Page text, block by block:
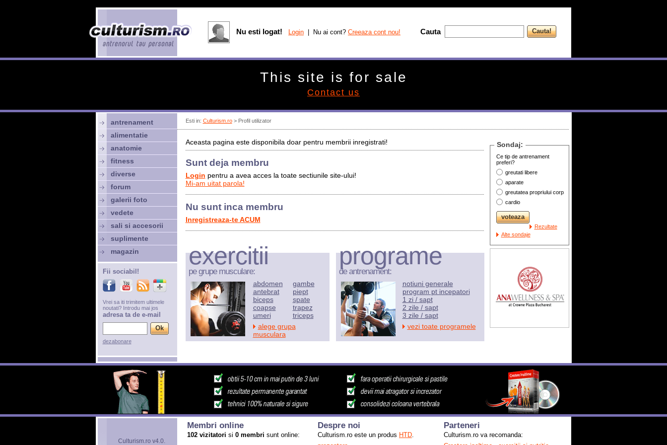
Esti in: Culturism.ro> Profil utilizator
Aceasta pagina este disponibila doar pentru membrii inregistrati!
Sunt deja membru
Login pentru a avea acces la toate sectiunile site-ului!
Mi-am uitat parola!
Nu sunt inca membru
Inregistreaza-te ACUM
Sondaj:
Ce tip de antrenament
preferi?
greutati libere
aparate
greutatea propriului corp
cardio
Rezultate
Alte sondaje
exercitii
pe grupe musculare:
abdomen
antebrat
biceps
coapse
umeri
gambe
piept
spate
trapez
triceps
alege grupa
musculara
programe
de antrenament:
notiuni generale
program pt incepatori
1 zi / sapt
2 zile / sapt
3 zile / sapt
vezi toate programele
antrenament
alimentatie
anatomie
fitness
diverse
forum
galerii foto
vedete
sali si accesorii
suplimente
magazin
Fii sociabil!
Vrei sa iti trimitem ultimele
noutati? Introdu mai jos
adresa ta de e-mail
dezabonare
Culturism.ro v4.0.
Membri online
102 vizitatori si 0 membri sunt online:
Despre noi
Culturism.ro este un produs HTD.
Parteneri
Culturism.ro va recomanda:
Nu esti logat! Login | Nu ai cont? Creeaza cont nou! Cauta
This site is for sale
Contact us